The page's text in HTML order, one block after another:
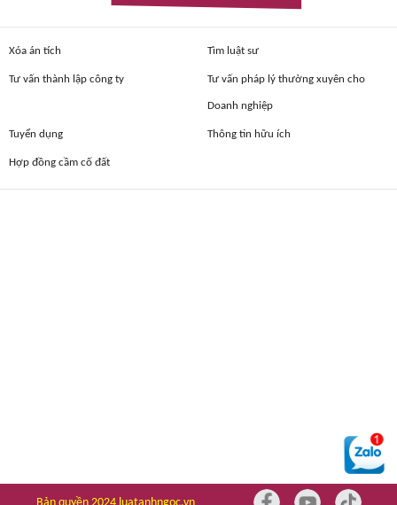
Xóa án tích Tìm luật sư
Tư vấn thành lập công ty Tư vấn pháp lý thường xuyên cho
Doanh nghiệp
Tuyển dụng Thông tin hữu ích
Hợp đồng cầm cố đất